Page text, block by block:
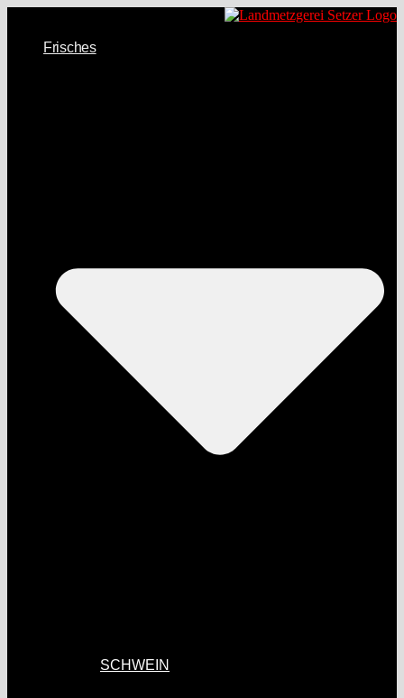
Frisches
SCHWEIN